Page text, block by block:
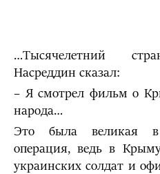
…Тысячелетний
Насреддин сказал:
– Я смотрел фильм о
народа…
Это была великая в
операция, ведь в
украинских солдат и